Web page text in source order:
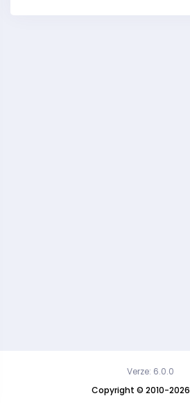
Copyright © 2010-2026
Verze: 6.0.0